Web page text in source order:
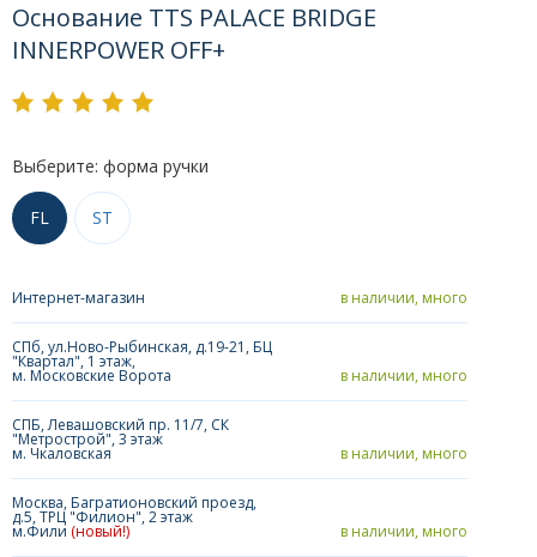
Основание TTS PALACE BRIDGE
INNERPOWER OFF+
Выберите: форма ручки
FL ST
Интернет-магазин в наличии, много
СПб, ул.Ново-Рыбинская, д.19-21, БЦ
"Квартал", 1 этаж,
м. Московские Ворота в наличии, много
СПБ, Левашовский пр. 11/7, СК
"Метрострой", 3 этаж
м. Чкаловская в наличии, много
Москва, Багратионовский проезд,
д.5, ТРЦ "Филион", 2 этаж
м.Фили (новый!) в наличии, много